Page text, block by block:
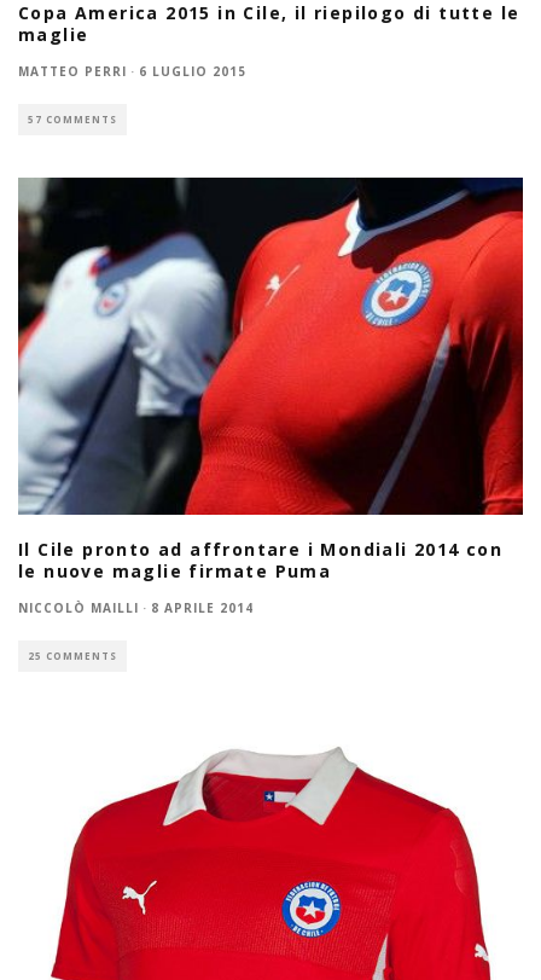
Copa America 2015 in Cile, il riepilogo di tutte le
maglie
MATTEO PERRI · 6 LUGLIO 2015
57 COMMENTS
Il Cile pronto ad affrontare i Mondiali 2014 con
le nuove maglie firmate Puma
NICCOLÒ MAILLI · 8 APRILE 2014
25 COMMENTS